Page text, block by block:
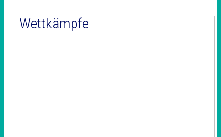
Wettkämpfe